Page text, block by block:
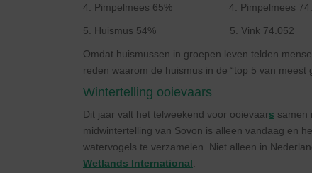
4. Pimpelmees 65% 4. Pimpelmees
5. Huismus 54% 5. Vink 74.052
Omdat huismussen in groepen leven telden
reden waarom de huismus in de “top 5 van meest
Wintertelling ooievaars
Dit jaar valt het telweekend voor ooievaars samen
midwintertelling van Sovon is alleen vandaag en
watervogels te verzamelen. Niet alleen in
Wetlands International